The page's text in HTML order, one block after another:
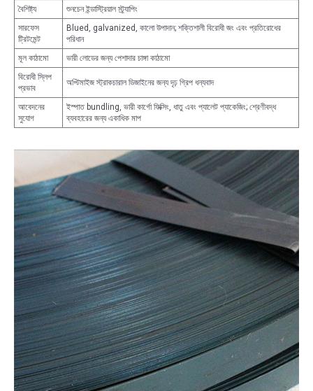
বৈশিষ্ট্য
শুনচেন ইন্ডাস্ট্রিয়াল স্ট্র্যাপিং
সারফেস
ট্রিটমেন্ট
Blued, galvanized, কালো উপাদান; শক্তিশালী বিরোধী জং এবং প্রতিরোধের
পরিধান
মূল কাঠামো
ভারী লোডের জন্য পেশাদার চাঙ্গা কাঠামো
বিরোধী স্লিপ
প্রভাব
অপ্টিমাইজ স্ট্রাকচারাল ডিজাইনের জন্য দৃঢ় গ্রিপ ধন্যবাদ
আবেদনের
সুযোগ
ইস্পাত bundling, ভারী কার্গো ফিক্সিং, ধাতু এবং প্যালেট প্যাকেজিং; শ্রেণীবদ্ধ
ব্যবহারের জন্য একাধিক মাপ